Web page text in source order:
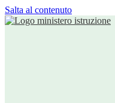
Salta al contenuto